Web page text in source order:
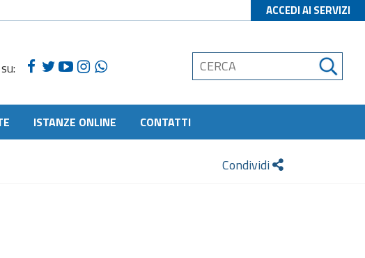
ACCEDI AI SERVIZI
ISTANZE ONLINE CONTATTI
Condividi